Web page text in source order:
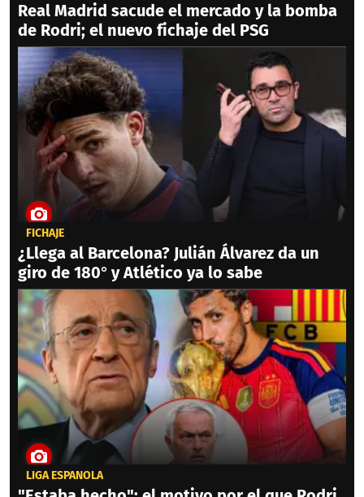
Real Madrid sacude el mercado y la bomba
de Rodri; el nuevo fichaje del PSG
FICHAJE
¿Llega al Barcelona? Julián Álvarez da un
giro de 180° y Atlético ya lo sabe
LIGA ESPAÑOLA